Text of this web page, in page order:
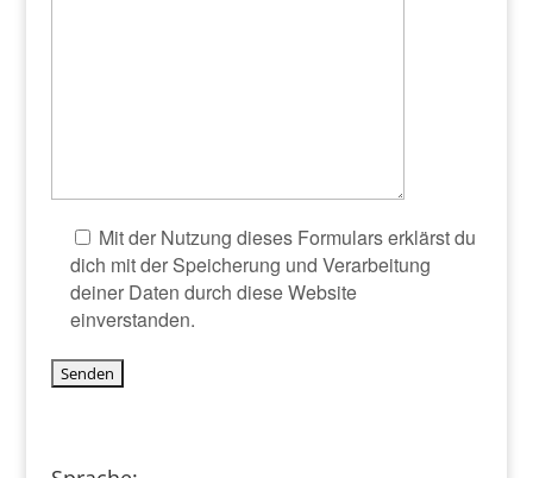
Mit der Nutzung dieses Formulars erklärst du
dich mit der Speicherung und Verarbeitung
deiner Daten durch diese Website
einverstanden.